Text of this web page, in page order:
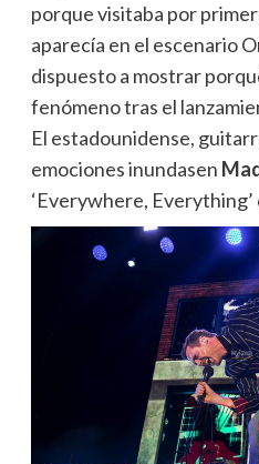
porque visitaba por
aparecía en el escenario
dispuesto a mostrar
fenómeno tras el
El estadounidense,
emociones inundasen
‘Everywhere, Everything’